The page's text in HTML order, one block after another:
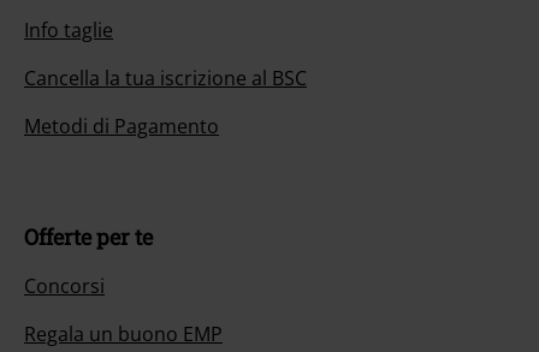
Info taglie
Cancella la tua iscrizione al BSC
Metodi di Pagamento
Offerte per te
Concorsi
Regala un buono EMP